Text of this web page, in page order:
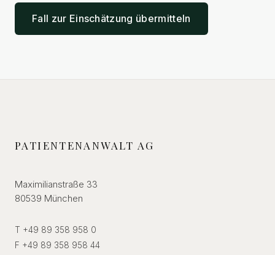
Fall zur Einschätzung übermitteln
PATIENTENANWALT AG
Maximilianstraße 33
80539 München
T +49 89 358 958 0
F +49 89 358 958 44